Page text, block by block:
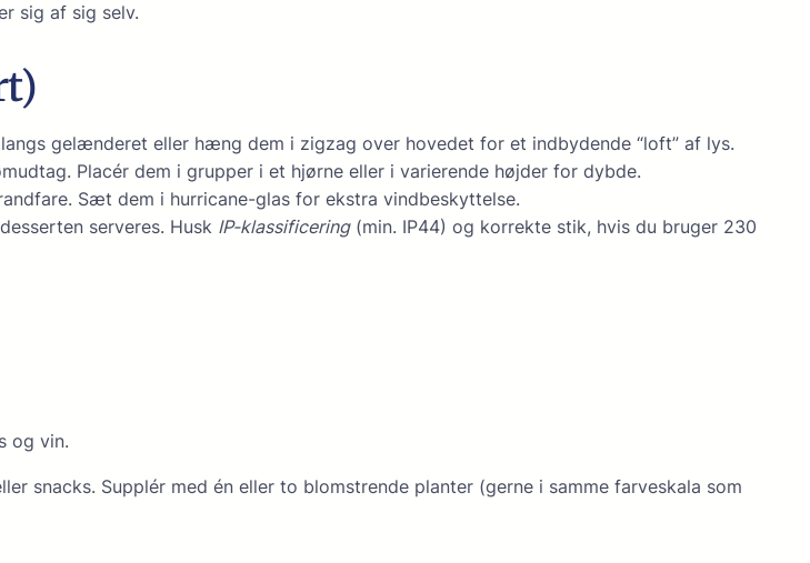
sig af sig selv.
gelænderet eller hæng dem i zigzag over hovedet for et indbydende “loft” af lys.
Placér dem i grupper i et hjørne eller i varierende højder for dybde.
Sæt dem i hurricane-glas for ekstra vindbeskyttelse.
serveres. Husk IP-klassificering(min. IP44) og korrekte stik, hvis du bruger 230
og vin.
snacks. Supplér med én eller to blomstrende planter (gerne i samme farveskala som